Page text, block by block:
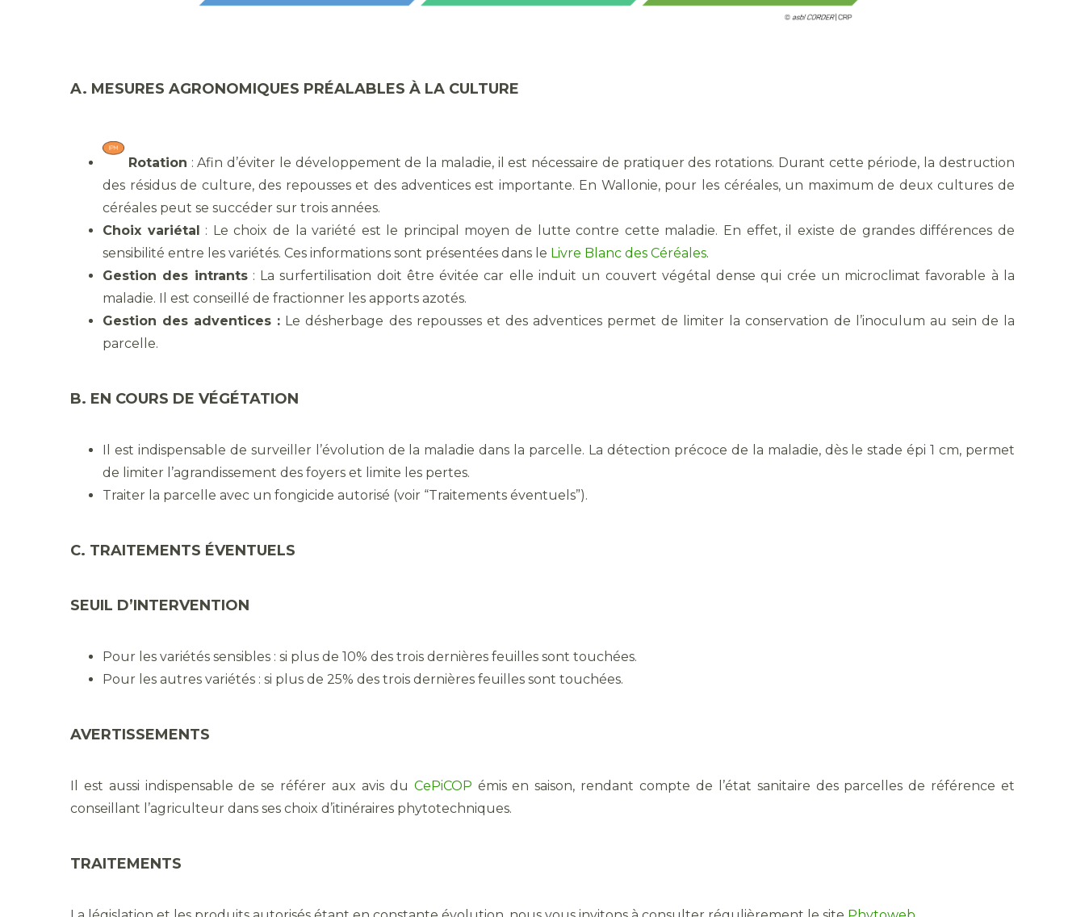
A. MESURES AGRONOMIQUES PRÉALABLES À LA CULTURE
Rotation : Afin d’éviter le développement de la maladie, il est nécessaire de pratiquer des rotations. Durant cette période, la destruction
des résidus de culture, des repousses et des adventices est importante. En Wallonie, pour les céréales, un maximum de deux cultures de
céréales peut se succéder sur trois années.
Choix variétal : Le choix de la variété est le principal moyen de lutte contre cette maladie. En effet, il existe de grandes différences de
sensibilité entre les variétés. Ces informations sont présentées dans le Livre Blanc des Céréales.
Gestion des intrants: La surfertilisation doit être évitée car elle induit un couvert végétal dense qui crée un microclimat favorable à la
maladie. Il est conseillé de fractionner les apports azotés.
Gestion des adventices : Le désherbage des repousses et des adventices permet de limiter la conservation de l’inoculum au sein de la
parcelle.
B. EN COURS DE VÉGÉTATION
Il est indispensable de surveiller l’évolution de la maladie dans la parcelle. La détection précoce de la maladie, dès le stade épi 1 cm, permet
de limiter l’agrandissement des foyers et limite les pertes.
Traiter la parcelle avec un fongicide autorisé (voir “Traitements éventuels”).
C. TRAITEMENTS ÉVENTUELS
SEUIL D’INTERVENTION
Pour les variétés sensibles : si plus de 10% des trois dernières feuilles sont touchées.
Pour les autres variétés : si plus de 25% des trois dernières feuilles sont touchées.
AVERTISSEMENTS
Il est aussi indispensable de se référer aux avis du CePiCOP émis en saison, rendant compte de l’état sanitaire des parcelles de référence et
conseillant l’agriculteur dans ses choix d’itinéraires phytotechniques.
TRAITEMENTS